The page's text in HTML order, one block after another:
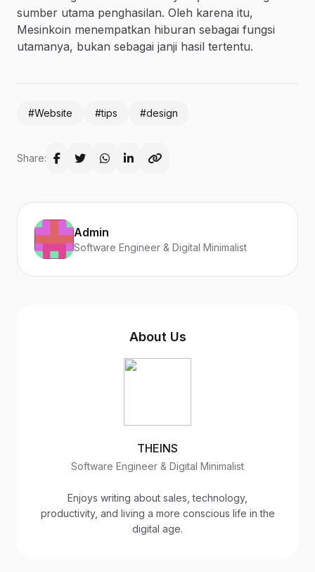
sumber utama penghasilan. Oleh karena itu,
Mesinkoin menempatkan hiburan sebagai fungsi
utamanya, bukan sebagai janji hasil tertentu.
#Website #tips #design
Share:
Admin
Software Engineer & Digital Minimalist
About Us
THEINS
Software Engineer & Digital Minimalist
Enjoys writing about sales, technology,
productivity, and living a more conscious life in the
digital age.